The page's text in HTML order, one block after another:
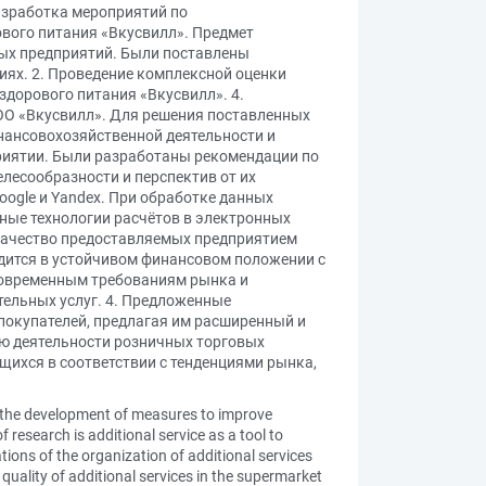
мероприятий по
питания «Вкусвилл». Предмет
предприятий. Были поставлены
2. Проведение комплексной оценки
питания «Вкусвилл». 4.
«Вкусвилл». Для решения поставленных
деятельности и
Были разработаны рекомендации по
и перспектив от их
и Yandex. При обработке данных
технологии расчётов в электронных
предоставляемых предприятием
в устойчивом финансовом положении с
требованиям рынка и
услуг. 4. Предложенные
предлагая им расширенный и
деятельности розничных торговых
в соответствии с тенденциями рынка,
development of measures to improve
research is additional service as a tool to
of the organization of additional services
of additional services in the supermarket